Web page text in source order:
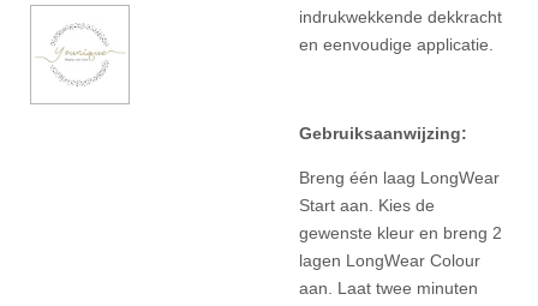
indrukwekkende dekkracht
en eenvoudige applicatie.
Gebruiksaanwijzing:
Breng één laag LongWear
Start aan. Kies de
gewenste kleur en breng 2
lagen LongWear Colour
aan. Laat twee minuten